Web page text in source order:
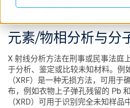
法医科学
元素/物相分析与分
X 射线分析方法在刑事或民事法庭
于分析、鉴定或比较未知材料。例
（XRF）是一种无损方法，可用于
布，例如衣物上子弹孔残留的 Pb
（XRD）可用于识别完全未知样